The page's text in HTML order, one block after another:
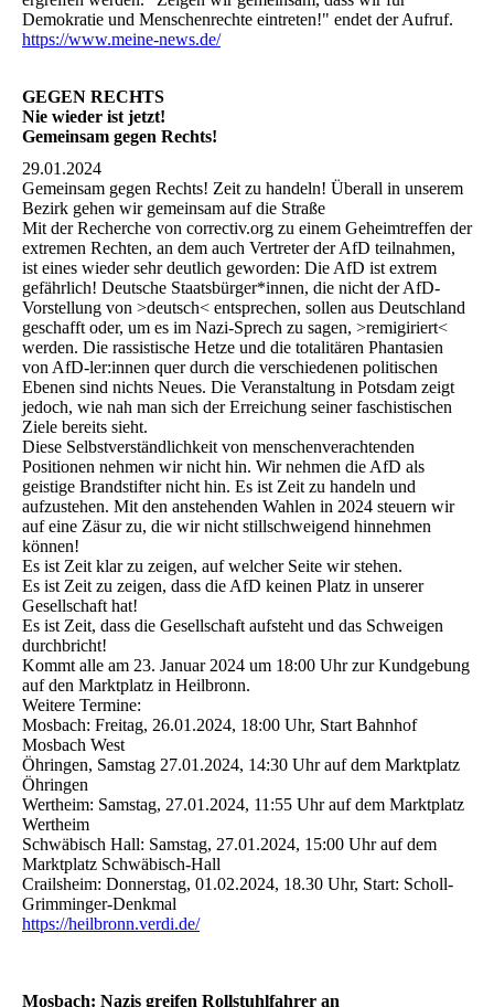
Demokratie und Menschenrechte eintreten!" endet der Aufruf.
https://www.meine-news.de/
GEGEN RECHTS
Nie wieder ist jetzt!
Gemeinsam gegen Rechts!
29.01.2024
Gemeinsam gegen Rechts! Zeit zu handeln! Überall in unserem
Bezirk gehen wir gemeinsam auf die Straße
Mit der Recherche von correctiv.org zu einem Geheimtreffen der
extremen Rechten, an dem auch Vertreter der AfD teilnahmen,
ist eines wieder sehr deutlich geworden: Die AfD ist extrem
gefährlich! Deutsche Staatsbürger*innen, die nicht der AfD-
Vorstellung von >deutsch< entsprechen, sollen aus Deutschland
geschafft oder, um es im Nazi-Sprech zu sagen, >remigiriert<
werden. Die rassistische Hetze und die totalitären Phantasien
von AfD-ler:innen quer durch die verschiedenen politischen
Ebenen sind nichts Neues. Die Veranstaltung in Potsdam zeigt
jedoch, wie nah man sich der Erreichung seiner faschistischen
Ziele bereits sieht.
Diese Selbstverständlichkeit von menschenverachtenden
Positionen nehmen wir nicht hin. Wir nehmen die AfD als
geistige Brandstifter nicht hin. Es ist Zeit zu handeln und
aufzustehen. Mit den anstehenden Wahlen in 2024 steuern wir
auf eine Zäsur zu, die wir nicht stillschweigend hinnehmen
können!
Es ist Zeit klar zu zeigen, auf welcher Seite wir stehen.
Es ist Zeit zu zeigen, dass die AfD keinen Platz in unserer
Gesellschaft hat!
Es ist Zeit, dass die Gesellschaft aufsteht und das Schweigen
durchbricht!
Kommt alle am 23. Januar 2024 um 18:00 Uhr zur Kundgebung
auf den Marktplatz in Heilbronn.
Weitere Termine:
Mosbach: Freitag, 26.01.2024, 18:00 Uhr, Start Bahnhof
Mosbach West
Öhringen, Samstag 27.01.2024, 14:30 Uhr auf dem Marktplatz
Öhringen
Wertheim: Samstag, 27.01.2024, 11:55 Uhr auf dem Marktplatz
Wertheim
Schwäbisch Hall: Samstag, 27.01.2024, 15:00 Uhr auf dem
Marktplatz Schwäbisch-Hall
Crailsheim: Donnerstag, 01.02.2024, 18.30 Uhr, Start: Scholl-
Grimminger-Denkmal
https://heilbronn.verdi.de/
Mosbach: Nazis greifen Rollstuhlfahrer an